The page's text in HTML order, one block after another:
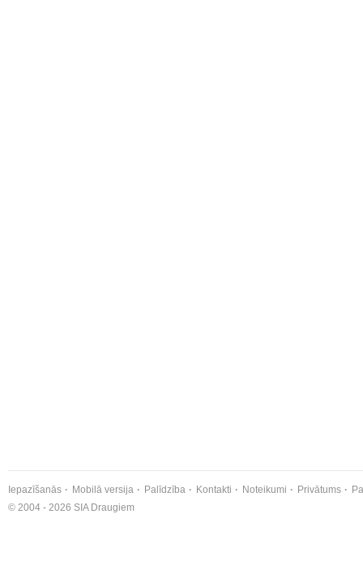
Iepazīšanās Mobilā versija Palīdzība Kontakti Noteikumi Privātums
© 2004 - 2026 SIA Draugiem